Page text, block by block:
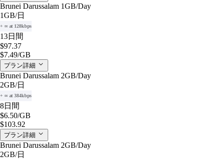
Brunei Darussalam 1GB/Day
1GB/日
+ ∞ at 128kbps
13日間
$97.37
$7.49/GB
プラン詳細
Brunei Darussalam 2GB/Day
2GB/日
+ ∞ at 384kbps
8日間
$6.50/GB
$103.92
プラン詳細
Brunei Darussalam 2GB/Day
2GB/日